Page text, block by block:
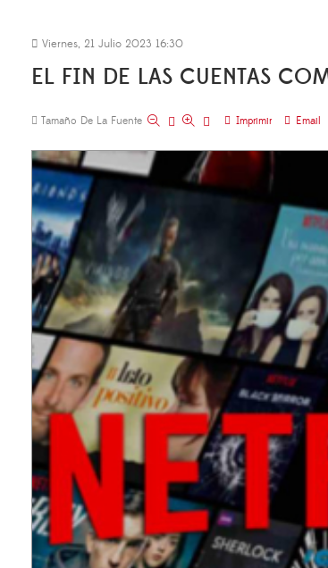
Viernes, 21 Julio 2023 16:30
EL FIN DE LAS CUENTAS
Tamaño De La Fuente Imprimir Email